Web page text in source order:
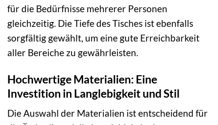
für die Bedürfnisse mehrerer Personen
gleichzeitig. Die Tiefe des Tisches ist ebenfalls
sorgfältig gewählt, um eine gute Erreichbarkeit
aller Bereiche zu gewährleisten.
Hochwertige Materialien: Eine
Investition in Langlebigkeit und Stil
Die Auswahl der Materialien ist entscheidend für